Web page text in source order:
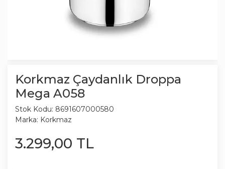
Korkmaz Çaydanlık Droppa
Mega A058
Stok Kodu: 8691607000580
Marka: Korkmaz
3.299,00 TL